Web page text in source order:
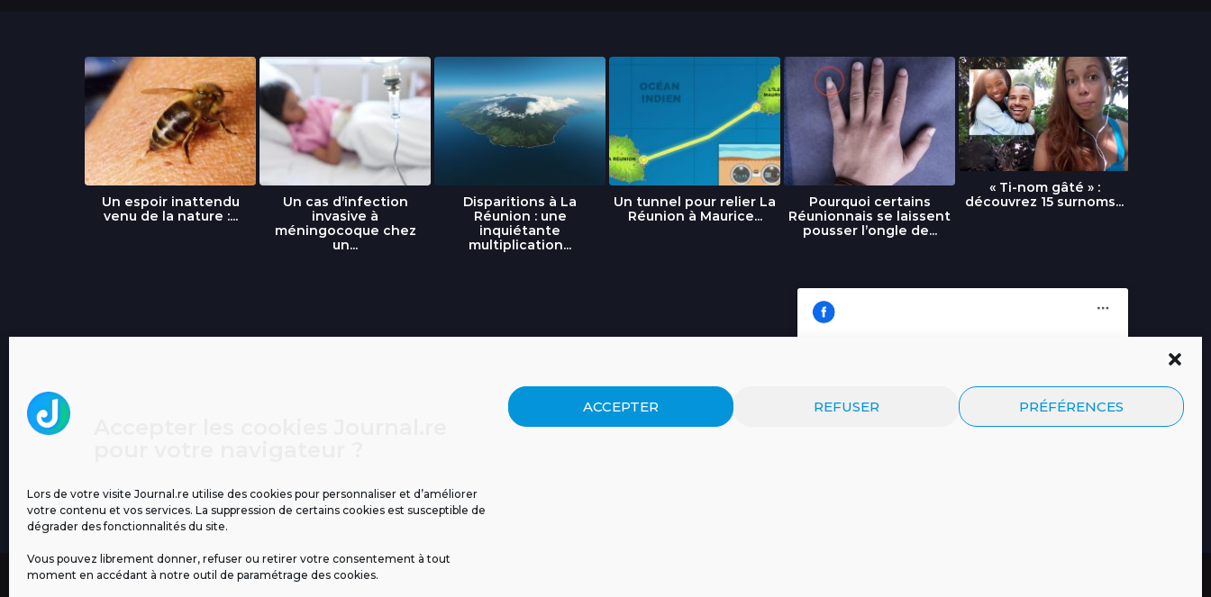
Lors de votre visite Journal.re utilise des cookies pour personnaliser et d’améliorer
votre contenu et vos services. La suppression de certains cookies est susceptible de
dégrader des fonctionnalités du site.
Vous pouvez librement donner, refuser ou retirer votre consentement à tout
moment en accédant à notre outil de paramétrage des cookies.
ACCEPTER REFUSER PRÉFÉRENCES
Un espoir inattendu
venu de la nature :...
Un cas d’infection
invasive à
méningocoque chez
un...
Disparitions à La
Réunion : une
inquiétante
multiplication...
Un tunnel pour relier La
Réunion à Maurice...
Pourquoi certains
Réunionnais se laissent
pousser l’ongle de...
« Ti-nom gâté » :
découvrez 15 surnoms...
Journal.re
Cliquez pour accepter les cookies
marketing et activer ce contenu
MENTIONS LÉGALES PUBLICITÉ BLOG NOS ÉMISSIONS